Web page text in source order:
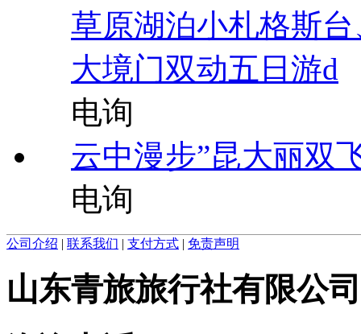
草原湖泊小札格斯
大境门双动五日游d
电询
云中漫步”昆大丽双
电询
公司介绍 | 联系我们 | 支付方式 | 免责声明
山东青旅旅行社有限公